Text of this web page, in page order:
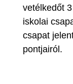
vetélkedőt
iskolai
csapat
pontjairól.